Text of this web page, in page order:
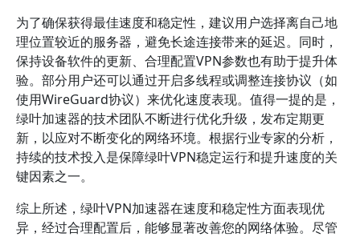
为了确保获得最佳速度和稳定性，建议用户选择离自己地
理位置较近的服务器，避免长途连接带来的延迟。同时，
保持设备软件的更新、合理配置VPN参数也有助于提升体
验。部分用户还可以通过开启多线程或调整连接协议（如
使用WireGuard协议）来优化速度表现。值得一提的是，
绿叶加速器的技术团队不断进行优化升级，发布定期更
新，以应对不断变化的网络环境。根据行业专家的分析，
持续的技术投入是保障绿叶VPN稳定运行和提升速度的关
键因素之一。
综上所述，绿叶VPN加速器在速度和稳定性方面表现优
异，经过合理配置后，能够显著改善您的网络体验。尽管